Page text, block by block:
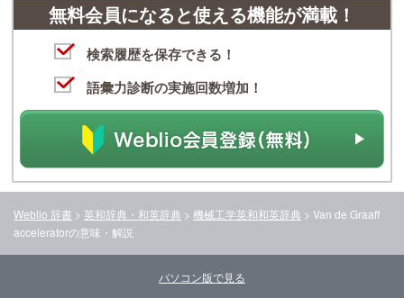
無料会員になると使える機能が満載！
検索履歴を保存できる！
語彙力診断の実施回数増加！
Weblio 辞書 > 英和辞典・和英辞典 > 機械工学英和和英辞典 > Van de Graaff
acceleratorの意味・解説
パソコン版で見る